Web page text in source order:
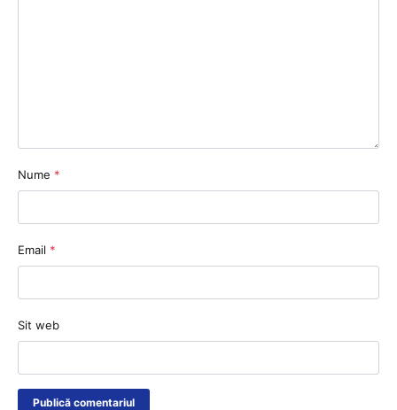
Nume *
Email *
Sit web